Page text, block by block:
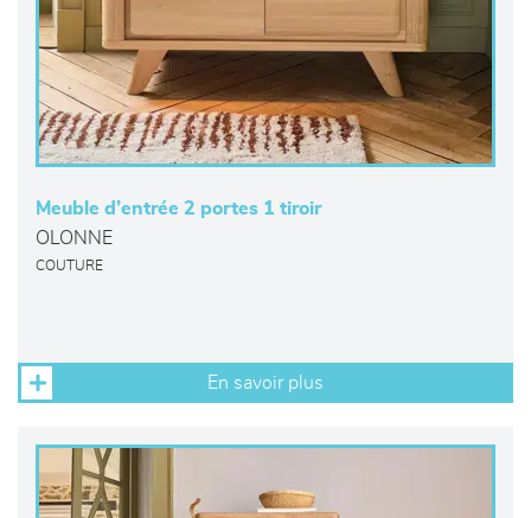
Meuble d’entrée 2 portes 1 tiroir
OLONNE
COUTURE
En savoir plus